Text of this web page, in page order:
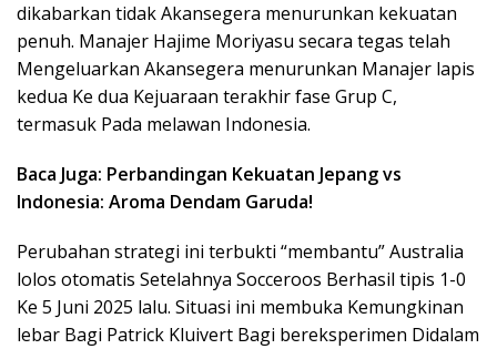
dikabarkan tidak Akansegera menurunkan kekuatan
penuh. Manajer Hajime Moriyasu secara tegas telah
Mengeluarkan Akansegera menurunkan Manajer lapis
kedua Ke dua Kejuaraan terakhir fase Grup C,
termasuk Pada melawan Indonesia.
Baca Juga: Perbandingan Kekuatan Jepang vs
Indonesia: Aroma Dendam Garuda!
Perubahan strategi ini terbukti “membantu” Australia
lolos otomatis Setelahnya Socceroos Berhasil tipis 1-0
Ke 5 Juni 2025 lalu. Situasi ini membuka Kemungkinan
lebar Bagi Patrick Kluivert Bagi bereksperimen Didalam